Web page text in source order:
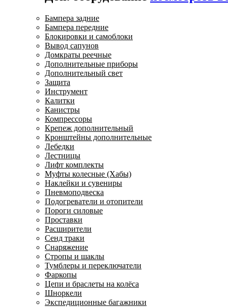
Бампера задние
Бампера передние
Блокировки и самоблоки
Вывод сапунов
Домкраты реечные
Дополнительные приборы
Дополнительный свет
Защита
Инструмент
Калитки
Канистры
Компрессоры
Крепеж дополнительный
Кронштейны дополнительные
Лебедки
Лестницы
Лифт комплекты
Муфты колесные (Хабы)
Наклейки и сувениры
Пневмоподвеска
Подогреватели и отопители
Пороги силовые
Проставки
Расширители
Сенд траки
Снаряжение
Стропы и шаклы
Тумблеры и переключатели
Фаркопы
Цепи и браслеты на колёса
Шноркели
Экспедиционные багажники